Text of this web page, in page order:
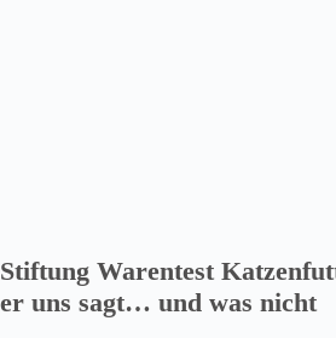
Stiftung Warentest
er uns sagt… und was nicht